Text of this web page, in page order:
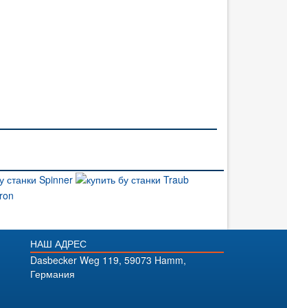
НАШ АДРЕС
Dasbecker Weg 119, 59073 Hamm,
Германия